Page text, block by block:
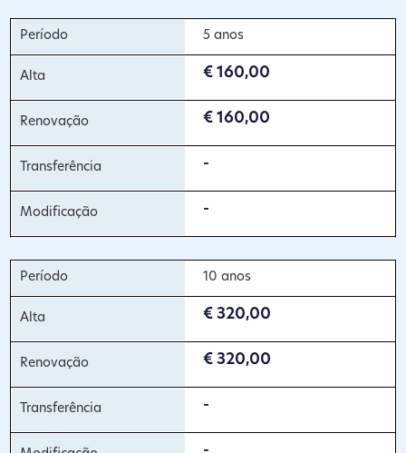
5 anos
€ 160,00
€ 160,00
-
-
10 anos
€ 320,00
€ 320,00
-